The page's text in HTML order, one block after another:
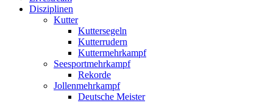
Disziplinen
Kutter
Kuttersegeln
Kutterrudern
Kuttermehrkampf
Seesportmehrkampf
Rekorde
Jollenmehrkampf
Deutsche Meister